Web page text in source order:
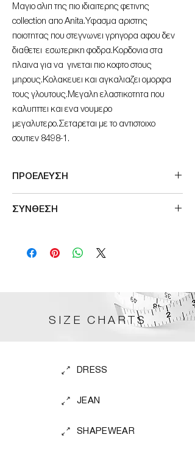
Μαγιο σλιπ της πιο ιδιαιτερης φετινης
collection απο Anita.Υφασμα αριστης
ποιοτητας που στεγνωνει γρηγορα αφου δεν
διαθετει εσωτερικη φοδρα.Κορδονια στα
πλαινα για να γινεται πιο κοφτο στους
μηρους.Κολακευει και αγκαλιαζει ομορφα
τους γλουτους.Μεγαλη ελαστικοτητα που
καλυπττει και ενα νουμερο
μεγαλυτερο.Σεταρεται με το αντιστοιχο
σουτιεν 8498-1.
ΠΡΟΕΛΕΥΣΗ
ΣΥΝΘΕΣΗ
80% Nylon
Do not bleach
SIZE CHARTS
DRESS
JEAN
SHAPEWEAR